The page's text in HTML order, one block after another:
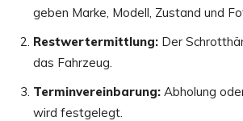
geben Marke, Modell, Zustand und
Restwertermittlung: Der
das Fahrzeug.
Terminvereinbarung: Abholung
wird festgelegt.